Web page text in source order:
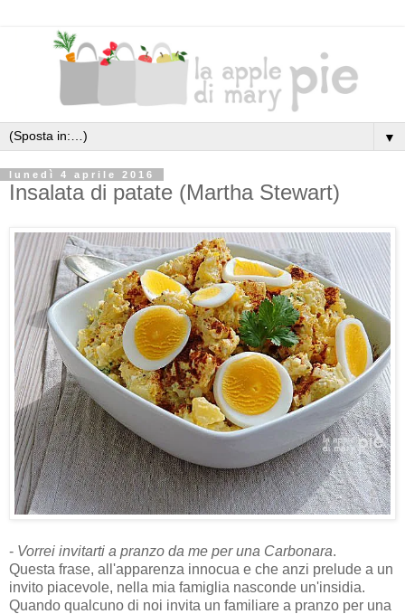
▼
lunedì 4 aprile 2016
Insalata di patate (Martha Stewart)
- Vorrei invitarti a pranzo da me per una Carbonara.
Questa frase, all'apparenza innocua e che anzi prelude a un
invito piacevole, nella mia famiglia nasconde un'insidia.
Quando qualcuno di noi invita un familiare a pranzo per una